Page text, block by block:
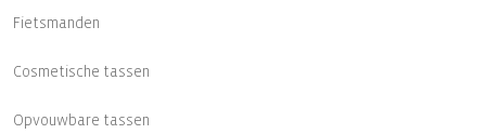
Fietsmanden
Cosmetische tassen
Opvouwbare tassen